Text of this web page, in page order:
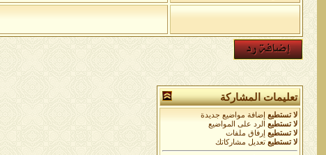
تعليمات المشاركة
لا تستطيع
إضافة مواضيع جديدة
لا تستطيع
الرد على المواضيع
لا تستطيع
إرفاق ملفات
لا تستطيع تعديل مشاركاتك